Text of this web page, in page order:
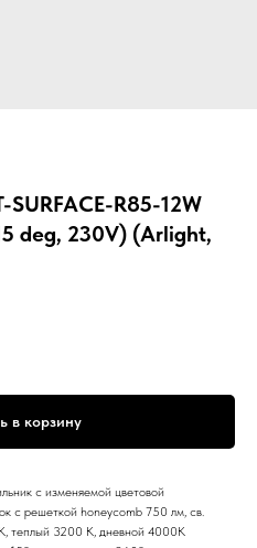
SURFACE-R85-12W
deg, 230V) (Arlight,
в корзину
с изменяемой цветовой
с решеткой honeycomb 750 лм, св.
теплый 3200 K, дневной 4000K